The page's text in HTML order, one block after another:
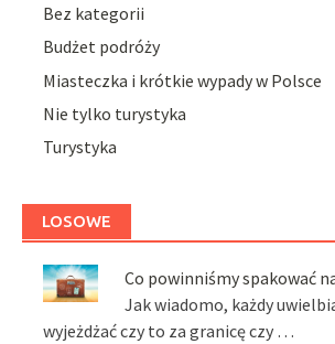
Bez kategorii
Budżet podróży
Miasteczka i krótkie wypady w Polsce
Nie tylko turystyka
Turystyka
LOSOWE
Co powinniśmy spakować
Jak wiadomo, każdy
wyjeżdżać czy to za granicę czy …